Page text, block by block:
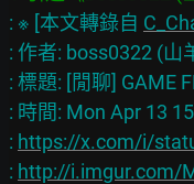
: ※ [本文轉錄自
: 作者: boss0322 (山
: 標題: [閒聊] GAME
: 時間: Mon Apr 13
: https://x.com/i/
: http://i.imgur.com/